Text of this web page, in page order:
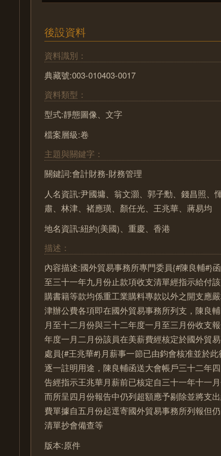
後設資料
資料識別：
典藏號:003-010403-0017
資料類型：
型式:靜態圖像、文字
檔案層級:卷
主題與關鍵字：
關鍵詞:會計財務-財務管理
人名資訊:尹國墉、翁文灝、郭子勳、錢昌照、
肅、林津、褚應璜、顏任光、王兆華、蔣易均
地名資訊:紐約(美國)、重慶、香港
描述：
內容描述:國外貿易事務所專門委員{#陳良輔#}
至三十一年九月份止款項收支清單經指示給付
購書籍等款均係重工業購料專款以外之開支應
津辦公費各項即在國外貿易事務所列支，陳良
月至十二月份與三十二年度一月至三月份收支
年度一月二月份該員在美薪費經核定於國外貿
處員{#王兆華#}月薪事一節已由鈞會核准並於
逐一註明用途，陳良輔函送大會帳戶三十二年
告經指示王兆華月薪前已核定自三十一年十一
而所呈四月份報告中仍列超額應予剔除並將支
費單據自五月份起逕寄國外貿易事務所列報但
清單抄會備查等
版本:原件